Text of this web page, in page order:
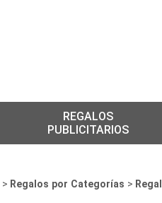
REGALOS
PUBLICITARIOS
> Regalos por Categorías >